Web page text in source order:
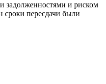
задолженностями и риском
сроки пересдачи были